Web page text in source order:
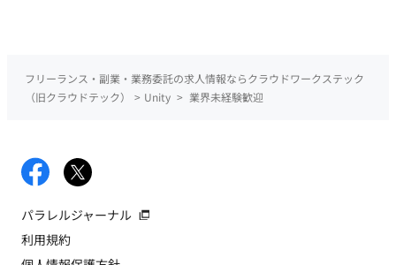
フリーランス・副業・業務委託の求人情報ならクラウドワークステック
（旧クラウドテック）
> Unity > 業界未経験歓迎
パラレルジャーナル
利用規約